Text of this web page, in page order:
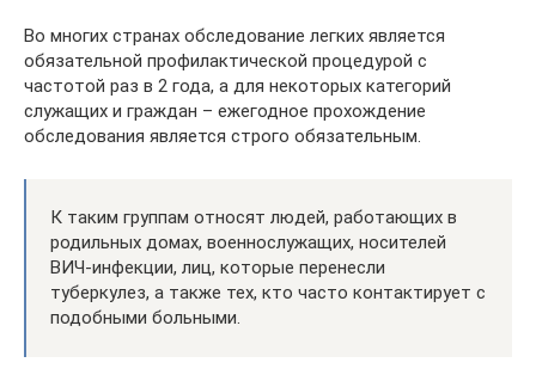
Во многих странах обследование легких является
обязательной профилактической процедурой с
частотой раз в 2 года, а для некоторых категорий
служащих и граждан – ежегодное прохождение
обследования является строго обязательным.
К таким группам относят людей, работающих в
родильных домах, военнослужащих, носителей
ВИЧ-инфекции, лиц, которые перенесли
туберкулез, а также тех, кто часто контактирует с
подобными больными.